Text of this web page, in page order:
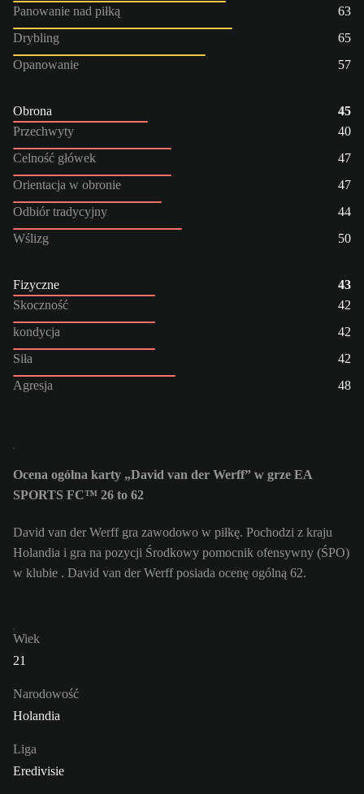
Panowanie nad piłką
63
Drybling
65
Opanowanie
57
Obrona
45
Przechwyty
40
Celność główek
47
Orientacja w obronie
47
Odbiór tradycyjny
44
Wślizg
50
Fizyczne
43
Skoczność
42
kondycja
42
Siła
42
Agresja
48
Ocena ogólna karty „David van der Werff” w grze EA
SPORTS FC™ 26 to 62
David van der Werff gra zawodowo w piłkę. Pochodzi z kraju
Holandia i gra na pozycji Środkowy pomocnik ofensywny (ŚPO)
w klubie . David van der Werff posiada ocenę ogólną 62.
Wiek
21
Narodowość
Holandia
Liga
Eredivisie